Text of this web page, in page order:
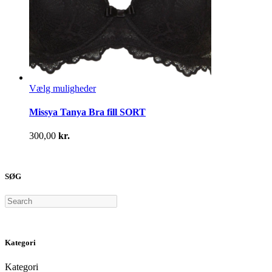
Vælg mulighederDette
har
Missya Tanya Bra fill SORT
300,00 kr.
SØG
Search
Kategori
Kategori